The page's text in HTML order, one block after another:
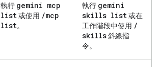
執行 gemini mcp
list或使用 /mcp
list。
執行 gemini
skills list或在
工作階段中使用 /
skills斜線指
令。